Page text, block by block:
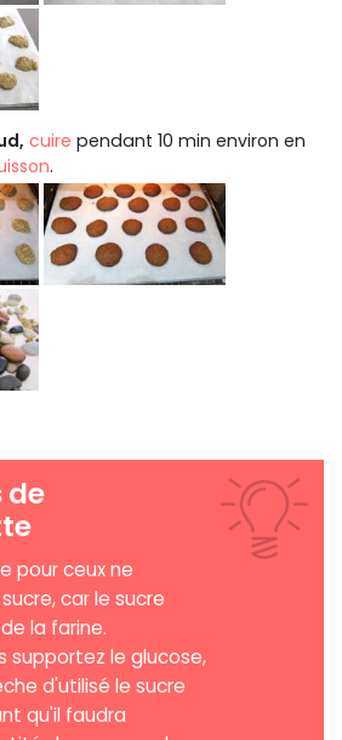
cuire pendant 10 min environ en
.
de
pour ceux ne
car le sucre
la farine.
supportez le glucose,
d'utilisé le sucre
qu'il faudra